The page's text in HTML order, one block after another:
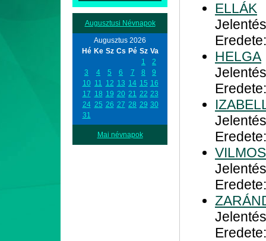
Augusztusi Névnapok
Augusztus 2026
Hé Ke Sz Cs Pé Sz Va
1
2
3
4 5 6 7 8
9
10 11 12 13 14 15 16
17 18 19 20 21 22 23
24 25 26 27 28 29 30
31
Mai névnapok
ELLÁK
HELGA
VILMOS